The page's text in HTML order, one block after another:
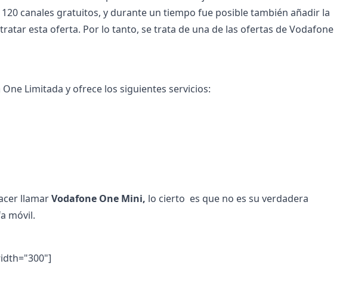
canales gratuitos, y durante un tiempo fue posible también añadir la
esta oferta. Por lo tanto, se trata de una de las ofertas de Vodafone
Limitada y ofrece los siguientes servicios:
llamarVodafone One Mini, lo cierto es que no es su verdadera
móvil.